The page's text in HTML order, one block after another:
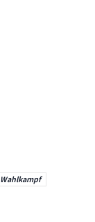
Wahlkampf